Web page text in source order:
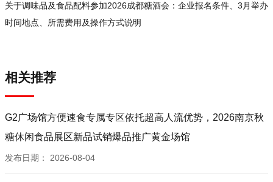
关于调味品及食品配料参加2026成都糖酒会：企业报名条件、3月举办
时间地点、所需费用及操作方式说明
相关推荐
G2广场馆方便速食专属专区依托超高人流优势，2026南京秋
糖休闲食品展区新品试销爆品推广黄金场馆
发布日期： 2026-08-04